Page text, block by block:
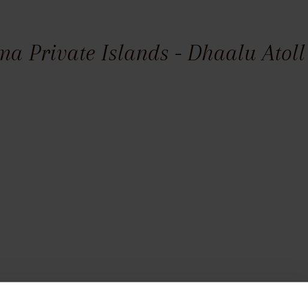
Private Islands - Dhaalu Atoll